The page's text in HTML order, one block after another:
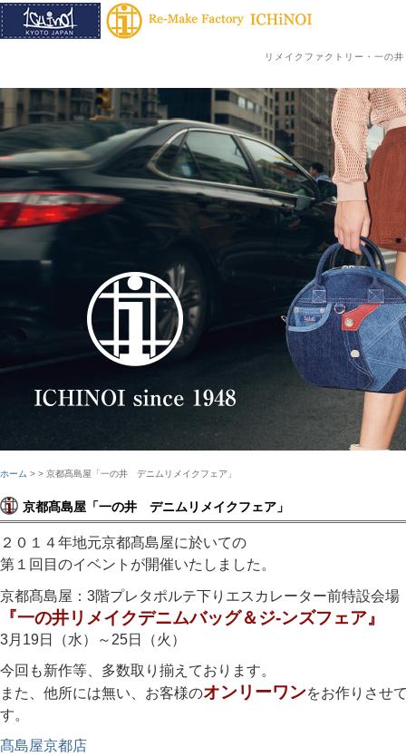
リメイクファクトリー・一の
ホーム > > 京都髙島屋「一の井 デニムリメイクフェア」
京都髙島屋「一の井 デニムリメイクフェア」
２０１４年地元京都髙島屋に於いての
第１回目のイベントが開催いたしました。
京都髙島屋：3階プレタポルテ下りエスカレーター前特設会場
『一の井リメイクデニムバッグ＆ジ-ンズフェア』
3月19日（水）～25日（火）
今回も新作等、多数取り揃えております。
また、他所には無い、お客様のオンリーワンをお作りさせ
す。
髙島屋京都店